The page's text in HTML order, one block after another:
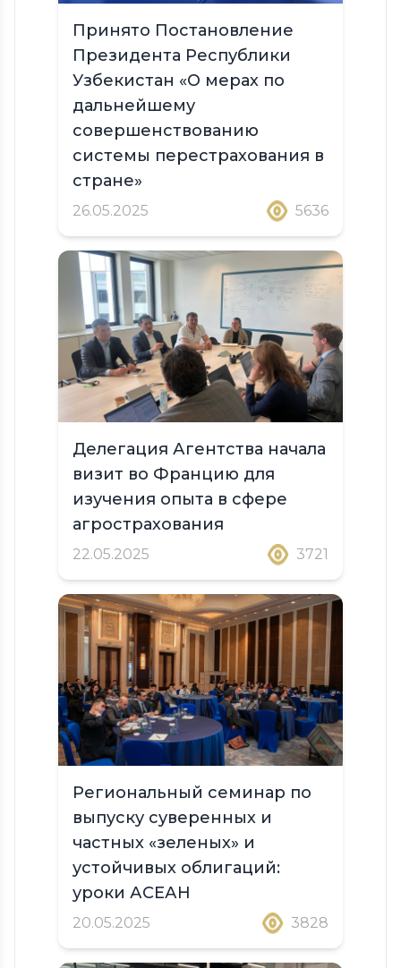
Принято Постановление
Президента Республики
Узбекистан «О мерах по
дальнейшему
совершенствованию
системы перестрахования в
стране»
26.05.2025 5636
Делегация Агентства начала
визит во Францию для
изучения опыта в сфере
агрострахования
22.05.2025 3721
Региональный семинар по
выпуску суверенных и
частных «зеленых» и
устойчивых облигаций:
уроки АСЕАН
20.05.2025 3828